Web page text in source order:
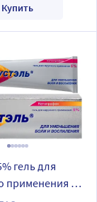
Купить
гель для
применения 30